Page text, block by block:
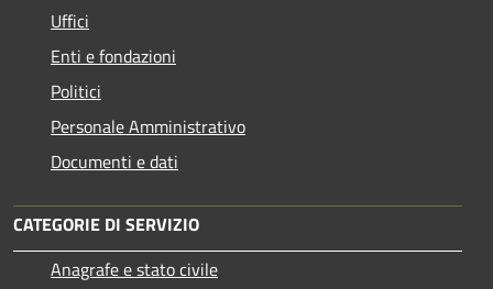
Uffici
Enti e fondazioni
Politici
Personale Amministrativo
Documenti e dati
CATEGORIE DI SERVIZIO
Anagrafe e stato civile